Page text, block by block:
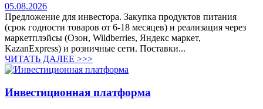
05.08.2026
Предложение для инвестора. Закупка продуктов питания
(срок годности товаров от 6-18 месяцев) и реализация через
маркетплэйсы (Озон, Wildberries, Яндекс маркет,
KazanExpress) и розничные сети. Поставки...
ЧИТАТЬ ДАЛЕЕ >>>
Инвестиционная платформа